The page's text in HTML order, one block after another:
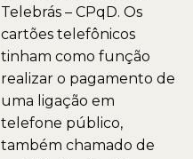
Telebrás – CPqD. Os
cartões telefônicos
tinham como função
realizar o pagamento de
uma ligação em
telefone público,
também chamado de